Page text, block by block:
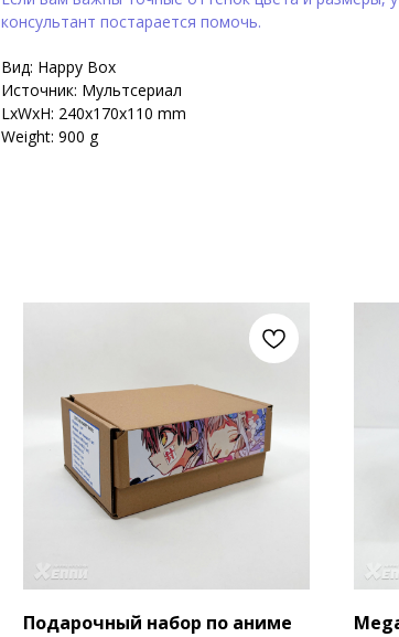
консультант постарается помочь.
Вид: Happy Box
Источник: Мультсериал
LxWxH: 240x170x110 mm
Weight: 900 g
Подарочный набор по аниме